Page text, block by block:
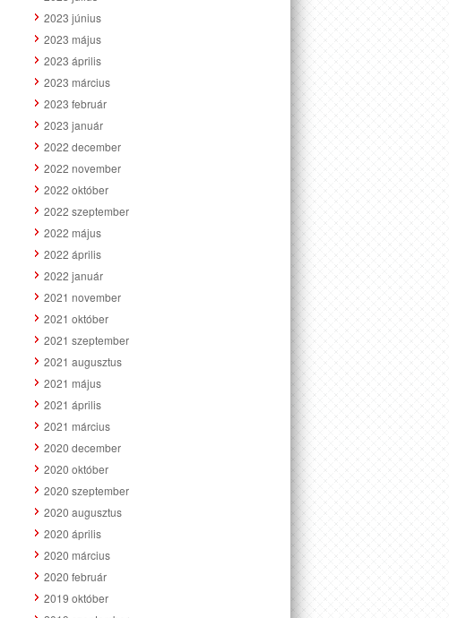
2023 június
2023 május
2023 április
2023 március
2023 február
2023 január
2022 december
2022 november
2022 október
2022 szeptember
2022 május
2022 április
2022 január
2021 november
2021 október
2021 szeptember
2021 augusztus
2021 május
2021 április
2021 március
2020 december
2020 október
2020 szeptember
2020 augusztus
2020 április
2020 március
2020 február
2019 október